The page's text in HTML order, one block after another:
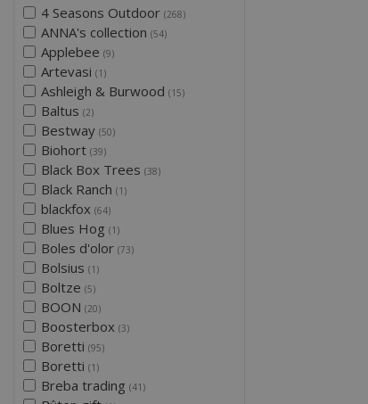
4 Seasons Outdoor (268)
ANNA's collection (54)
Applebee (9)
Artevasi (1)
Ashleigh & Burwood (15)
Baltus (2)
Bestway (50)
Biohort (39)
Black Box Trees (38)
Black Ranch (1)
blackfox (64)
Blues Hog (1)
Boles d'olor (73)
Bolsius (1)
Boltze (5)
BOON (20)
Boosterbox (3)
Boretti (95)
Boretti (1)
Breba trading (41)